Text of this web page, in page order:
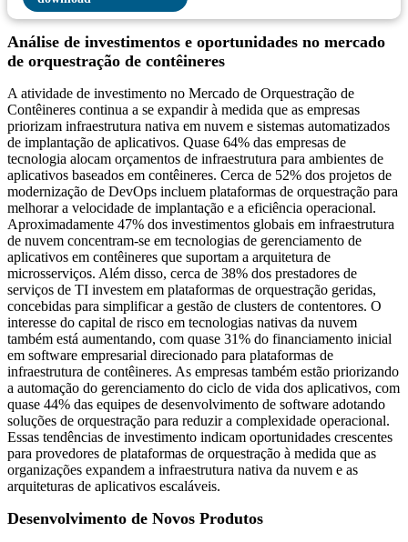
Análise de investimentos e oportunidades no mercado
de orquestração de contêineres
A atividade de investimento no Mercado de Orquestração de
Contêineres continua a se expandir à medida que as empresas
priorizam infraestrutura nativa em nuvem e sistemas automatizados
de implantação de aplicativos. Quase 64% das empresas de
tecnologia alocam orçamentos de infraestrutura para ambientes de
aplicativos baseados em contêineres. Cerca de 52% dos projetos de
modernização de DevOps incluem plataformas de orquestração para
melhorar a velocidade de implantação e a eficiência operacional.
Aproximadamente 47% dos investimentos globais em infraestrutura
de nuvem concentram-se em tecnologias de gerenciamento de
aplicativos em contêineres que suportam a arquitetura de
microsserviços. Além disso, cerca de 38% dos prestadores de
serviços de TI investem em plataformas de orquestração geridas,
concebidas para simplificar a gestão de clusters de contentores. O
interesse do capital de risco em tecnologias nativas da nuvem
também está aumentando, com quase 31% do financiamento inicial
em software empresarial direcionado para plataformas de
infraestrutura de contêineres. As empresas também estão priorizando
a automação do gerenciamento do ciclo de vida dos aplicativos, com
quase 44% das equipes de desenvolvimento de software adotando
soluções de orquestração para reduzir a complexidade operacional.
Essas tendências de investimento indicam oportunidades crescentes
para provedores de plataformas de orquestração à medida que as
organizações expandem a infraestrutura nativa da nuvem e as
arquiteturas de aplicativos escaláveis.
Desenvolvimento de Novos Produtos